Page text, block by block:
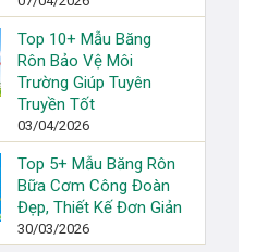
Top 10+ Mẫu Băng
Rôn Bảo Vệ Môi
Trường Giúp Tuyên
Truyền Tốt
03/04/2026
Top 5+ Mẫu Băng Rôn
Bữa Cơm Công Đoàn
Đẹp, Thiết Kế Đơn Giản
30/03/2026